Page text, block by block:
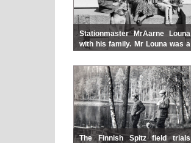
Stationmaster MrAarne Louna
with his family. Mr Louna was a
the 40's
The Finnish Spitz field trials